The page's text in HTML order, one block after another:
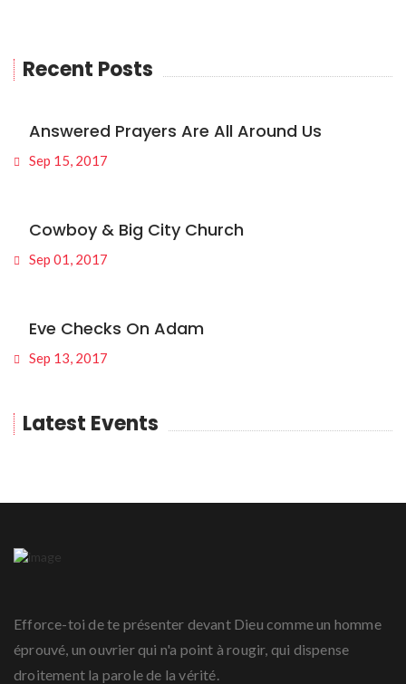
Recent Posts
Answered Prayers Are All Around Us
Sep 15, 2017
Cowboy & Big City Church
Sep 01, 2017
Eve Checks On Adam
Sep 13, 2017
Latest Events
Efforce-toi de te présenter devant Dieu comme un homme
éprouvé, un ouvrier qui n'a point à rougir, qui dispense
droitement la parole de la vérité.